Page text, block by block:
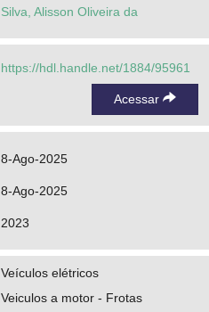
Silva, Alisson Oliveira da
https://hdl.handle.net/1884/95961
Acessar
8-Ago-2025
8-Ago-2025
2023
Veículos elétricos
Veiculos a motor - Frotas